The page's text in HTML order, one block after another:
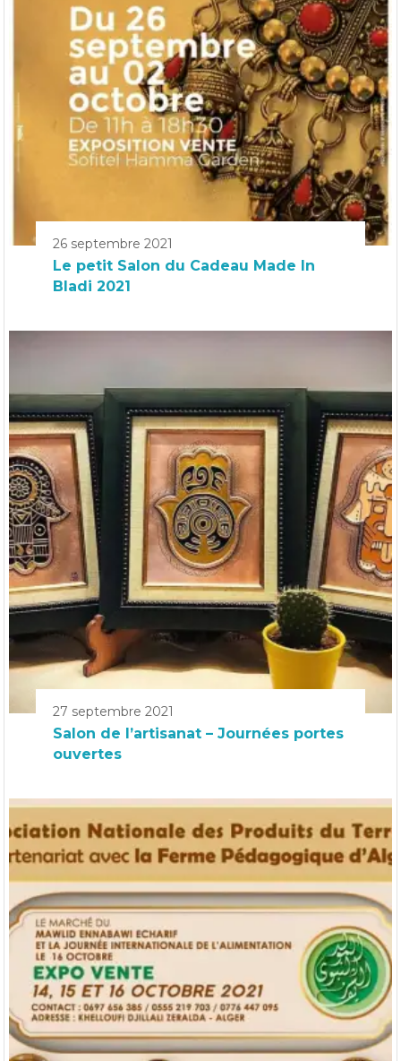
26 septembre 2021
Le petit Salon du Cadeau Made In
Bladi 2021
27 septembre 2021
Salon de l’artisanat – Journées portes
ouvertes